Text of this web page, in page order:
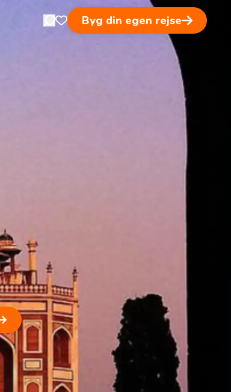
Open search in nav
Åben favoritsider
Byg din egen rejse